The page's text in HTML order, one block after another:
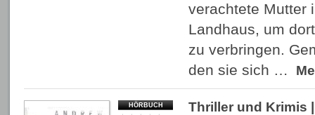
verachtete Mutter
Landhaus, um
zu verbringen.
den sie sich …
HÖRBUCH Thriller und Krimis